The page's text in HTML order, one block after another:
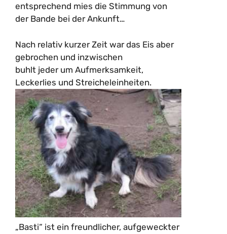
entsprechend mies die Stimmung von
der Bande bei der Ankunft…
Nach relativ kurzer Zeit war das Eis aber
gebrochen und inzwischen
buhlt jeder um Aufmerksamkeit,
Leckerlies und Streicheleinheiten.
„Basti“ ist ein freundlicher, aufgeweckter